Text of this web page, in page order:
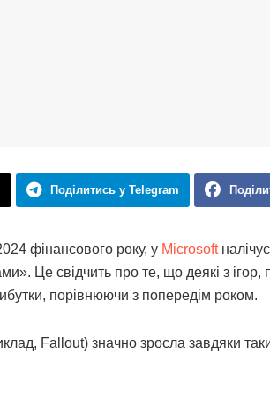
Поділитись у Telegram
фінансового року, у Microsoft
Це свідчить про те, що деякі з ігор,
порівнюючи з попередім роком.
Fallout) значно зросла завдяки